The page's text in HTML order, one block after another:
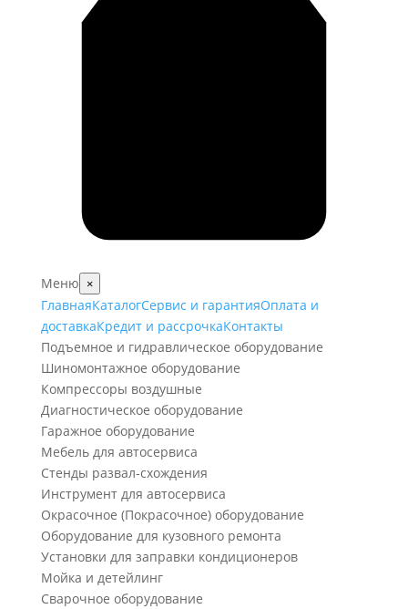
Меню ×
ГлавнаяКаталогСервис и гарантияОплата и
доставкаКредит и рассрочкаКонтакты
Подъемное и гидравлическое оборудование
Шиномонтажное оборудование
Компрессоры воздушные
Диагностическое оборудование
Гаражное оборудование
Мебель для автосервиса
Стенды развал-схождения
Инструмент для автосервиса
Окрасочное (Покрасочное) оборудование
Оборудование для кузовного ремонта
Установки для заправки кондиционеров
Мойка и детейлинг
Сварочное оборудование